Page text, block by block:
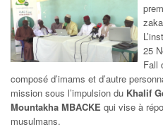
25
Fall
composé d’imams et d’autre
mission sous l’impulsion du Khalif
Mountakha MBACKE qui vise à
musulmans.